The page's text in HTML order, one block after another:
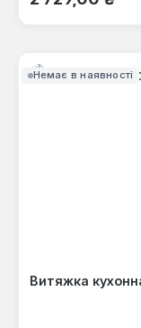
Немає в наявності
Витяжка